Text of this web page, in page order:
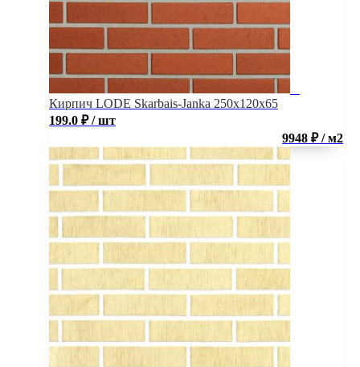
Кирпич LODE Skarbais-Janka 250x120x65
199.0 ₽ / шт
9948 ₽ / м2